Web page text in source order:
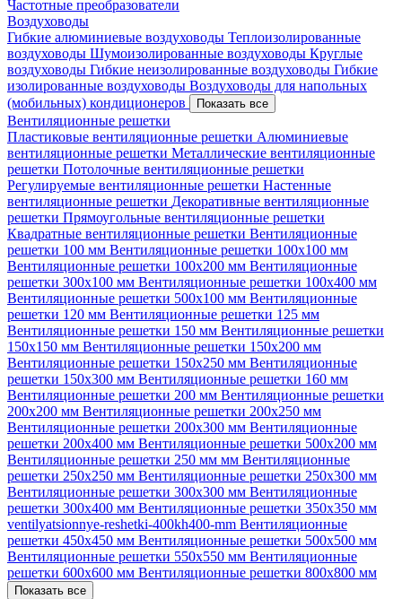
Частотные преобразователи
Воздуховоды
Гибкие алюминиевые воздуховоды Теплоизолированные
воздуховоды Шумоизолированные воздуховоды Круглые
воздуховоды Гибкие неизолированные воздуховоды Гибкие
изолированные воздуховоды Воздуховоды для напольных
(мобильных) кондиционеров
Показать все
Вентиляционные решетки
Пластиковые вентиляционные решетки Алюминиевые
вентиляционные решетки Металлические вентиляционные
решетки Потолочные вентиляционные решетки
Регулируемые вентиляционные решетки Настенные
вентиляционные решетки Декоративные вентиляционные
решетки Прямоугольные вентиляционные решетки
Квадратные вентиляционные решетки Вентиляционные
решетки 100 мм Вентиляционные решетки 100х100 мм
Вентиляционные решетки 100х200 мм Вентиляционные
решетки 300х100 мм Вентиляционные решетки 100х400 мм
Вентиляционные решетки 500х100 мм Вентиляционные
решетки 120 мм Вентиляционные решетки 125 мм
Вентиляционные решетки 150 мм Вентиляционные решетки
150х150 мм Вентиляционные решетки 150х200 мм
Вентиляционные решетки 150х250 мм Вентиляционные
решетки 150х300 мм Вентиляционные решетки 160 мм
Вентиляционные решетки 200 мм Вентиляционные решетки
200х200 мм Вентиляционные решетки 200х250 мм
Вентиляционные решетки 200х300 мм Вентиляционные
решетки 200х400 мм Вентиляционные решетки 500х200 мм
Вентиляционные решетки 250 мм мм Вентиляционные
решетки 250х250 мм Вентиляционные решетки 250х300 мм
Вентиляционные решетки 300х300 мм Вентиляционные
решетки 300х400 мм Вентиляционные решетки 350х350 мм
ventilyatsionnye-reshetki-400kh400-mm Вентиляционные
решетки 450х450 мм Вентиляционные решетки 500х500 мм
Вентиляционные решетки 550х550 мм Вентиляционные
решетки 600х600 мм Вентиляционные решетки 800х800 мм
Показать все